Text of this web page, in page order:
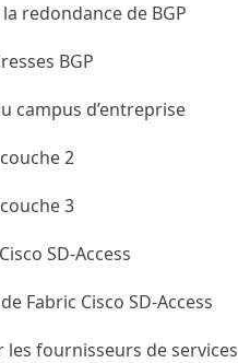
redondance de BGP
BGP
campus d’entreprise
2
3
SD-Access
Fabric Cisco SD-Access
les fournisseurs de services